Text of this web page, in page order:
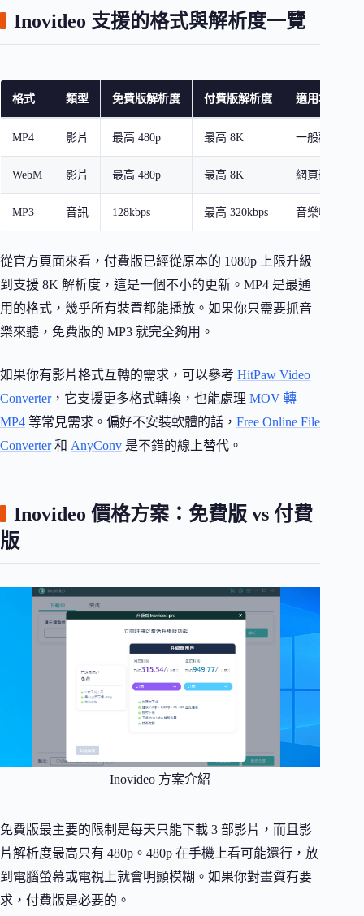
Inovideo 支援的格式與解析度一覽
格式 類型 免費版解析度 付費版解析度 適用場景
MP4 影片 最高 480p 最高 8K 一般觀看、
WebM 影片 最高 480p 最高 8K 網頁嵌入、
MP3 音訊 128kbps 最高 320kbps 音樂收聽、
從官方頁面來看，付費版已經從原本的 1080p 上限升級
到支援 8K 解析度，這是一個不小的更新。MP4 是最通
用的格式，幾乎所有裝置都能播放。如果你只需要抓音
樂來聽，免費版的 MP3 就完全夠用。
如果你有影片格式互轉的需求，可以參考 HitPaw Video
Converter，它支援更多格式轉換，也能處理 MOV 轉
MP4 等常見需求。偏好不安裝軟體的話， Free Online File
Converter和 AnyConv 是不錯的線上替代。
Inovideo 價格方案：免費版 vs 付費
版
Inovideo 方案介紹
免費版最主要的限制是每天只能下載 3 部影片，而且影
片解析度最高只有 480p。480p 在手機上看可能還行，放
到電腦螢幕或電視上就會明顯模糊。如果你對畫質有要
求，付費版是必要的。